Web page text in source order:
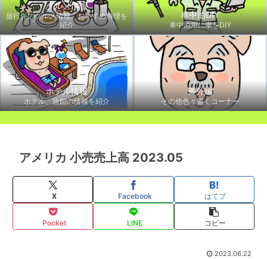
グルメ情報
旅行先のグルメ情報、おすすめ料理を
紹介
車中泊DIY
車中泊用に車をDIY
ホテル情報
ホテル、旅館の情報を紹介
番外編
その他色々書くコーナー
アメリカ 小売売上高 2023.05
X Facebook はてブ
Pocket LINE コピー
2023.06.22